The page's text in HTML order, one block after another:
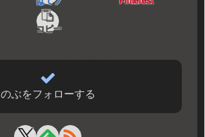
コピー
のぶをフォローする